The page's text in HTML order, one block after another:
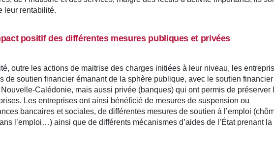
leur rentabilité.
positif des différentes mesures publiques et privées
outre les actions de maitrise des charges initiées à leur niveau, les
de soutien financier émanant de la sphère publique, avec le soutien
Nouvelle-Calédonie, mais aussi privée (banques) qui ont permis de préserver
Les entreprises ont ainsi bénéficié de mesures de suspension ou
bancaires et sociales, de différentes mesures de soutien à l’emploi
l’emploi…) ainsi que de différents mécanismes d’aides de l’État prenant la